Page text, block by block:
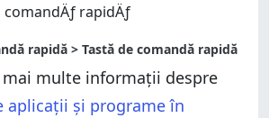
multe informații despre
aplicații și programe în